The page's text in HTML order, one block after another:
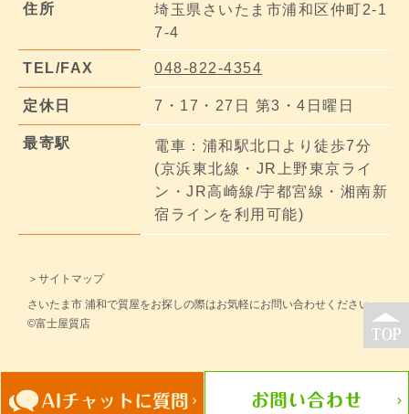
住所
埼玉県さいたま市浦和区仲町2-1
7-4
TEL/FAX 048-822-4354
定休日 7・17・27日 第3・4日曜日
最寄駅
電車：浦和駅北口より徒歩7分
(京浜東北線・JR上野東京ライ
ン・JR高崎線/宇都宮線・湘南新
宿ラインを利用可能)
＞サイトマップ
さいたま市 浦和で質屋をお探しの際はお気軽にお問い合わせください。
©富士屋質店